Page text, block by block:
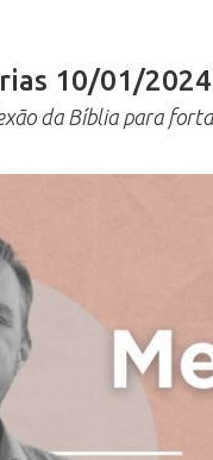
10/01/
da Bíblia para